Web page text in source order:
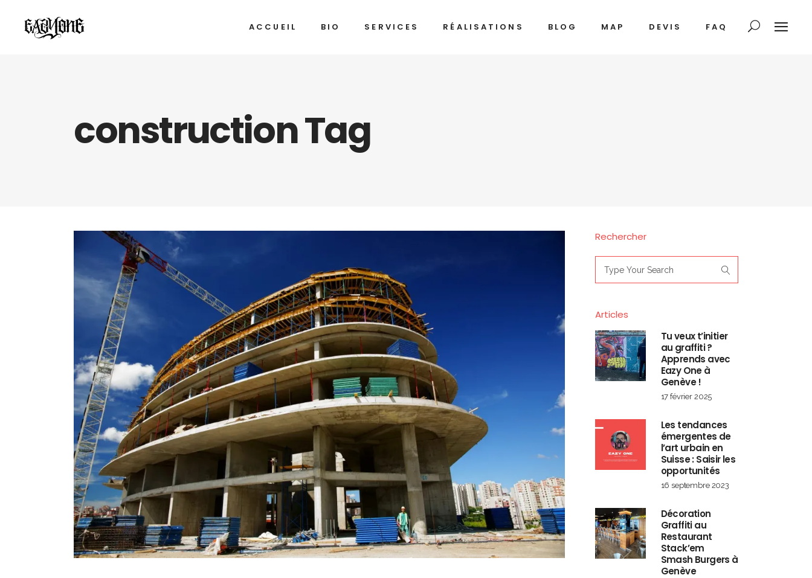
ACCUEIL BIO SERVICES RÉALISATIONS BLOG MAP DEVIS FAQ
construction Tag
Rechercher
for:
Articles
Tu veux t’initier
au graffiti ?
Apprends avec
Eazy One à
Genève !
17 février 2025
Les tendances
émergentes de
l’art urbain en
Suisse : Saisir les
opportunités
16 septembre 2023
Décoration
Graffiti au
Restaurant
Stack’em
Smash Burgers à
Genève